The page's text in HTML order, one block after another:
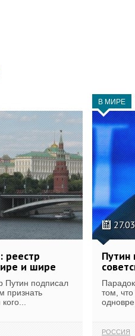
реестр
и шире
Путин подписал
признать
В МИРЕ
Путин
том,
РОССИЯ